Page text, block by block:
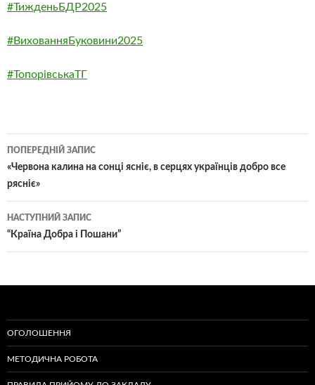
#ТижденьБДР2025
#ВихованняБуковини2025
#ТопорівськаТГ
Навігація
по
записам
ПОПЕРЕДНІЙ ЗАПИС
«Червона калина на сонці ясніє, в серцях українців добро все
рясніє»
НАСТУПНИЙ ЗАПИС
“Країна Добра і Пошани”
ОГОЛОШЕННЯ
МЕТОДИЧНА РОБОТА